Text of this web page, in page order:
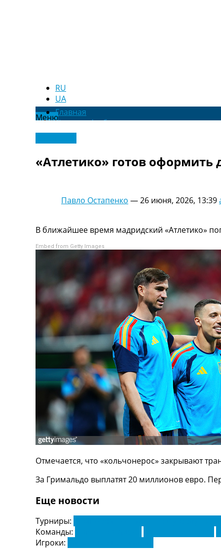
RU
UA
МенюГлавная
Новости футбола
Видео
Трансферы
Новости футбола Украины
Последние комментарии
Рейтинги
Турниры
Чемпионат Мира
Украина. Премьер-Лига
Украина. Первая Лига
Лига Чемпионов
Англия. Премьер Лига
Испания. Ла Лига
Другие Турниры >>>
Таблицы
Таблицы групп Чемпионата Мира
Украина. Премьер-Лига
Украина. Первая Лига
Лига Чемпионов. Таблицы групп
Англия. Премьер-Лига
Испания. Ла Лига
Все таблицы >>>
Рейтинги
Рейтинг стран УЕФА
Рейтинг клубов УЕФА
Рейтинг ФИФА
ТВ программа
RU
UA
Categories
Главная
Новости футбола
«Атлетико» готов
Павло Остапенко —26 июня, 2026, 13:39
В ближайшее время мадридский «Атлетико»
Embed from Getty Images
Отмечается, что «кольчонерос» закрывают
За Гримальдо выплатят 20 миллионов евро.
Еще новости
Турниры:
Команды:
Игроки: